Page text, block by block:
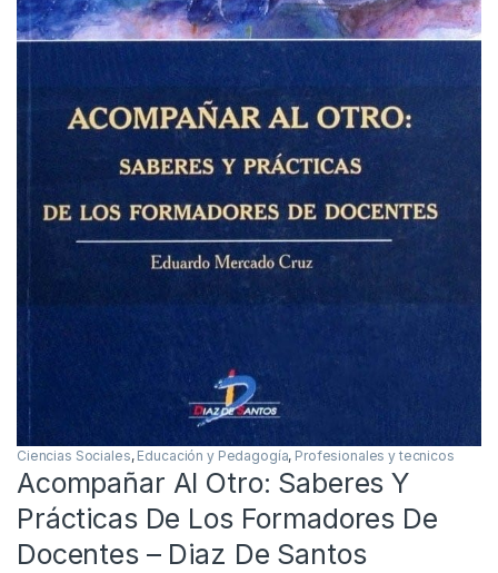
Ciencias Sociales, Educación y Pedagogía, Profesionales y tecnicos
Acompañar Al Otro: Saberes Y
Prácticas De Los Formadores De
Docentes – Diaz De Santos